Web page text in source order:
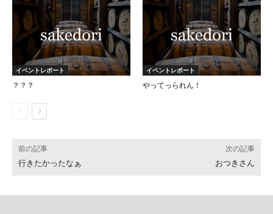
イベントレポート
？？？
イベントレポート
やってっられん！
前の記事
行きたかったなぁ
次の記事
おつきさん